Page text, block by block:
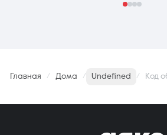
Главная Дома Undefined Код